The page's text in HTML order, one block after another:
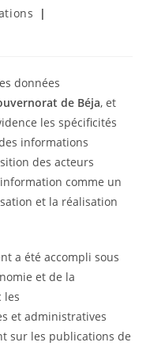
données
de Béja, et
les spécificités
informations
des acteurs
comme un
et la réalisation
a été accompli sous
et de la
les
et administratives
sur les publications de